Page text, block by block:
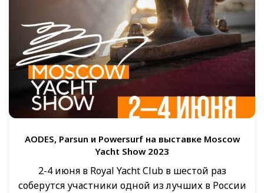
AODES, Parsun и Powersurf на выставке Moscow
Yacht Show 2023
2-4 июня в Royal Yacht Club в шестой раз
соберутся участники одной из лучших в России